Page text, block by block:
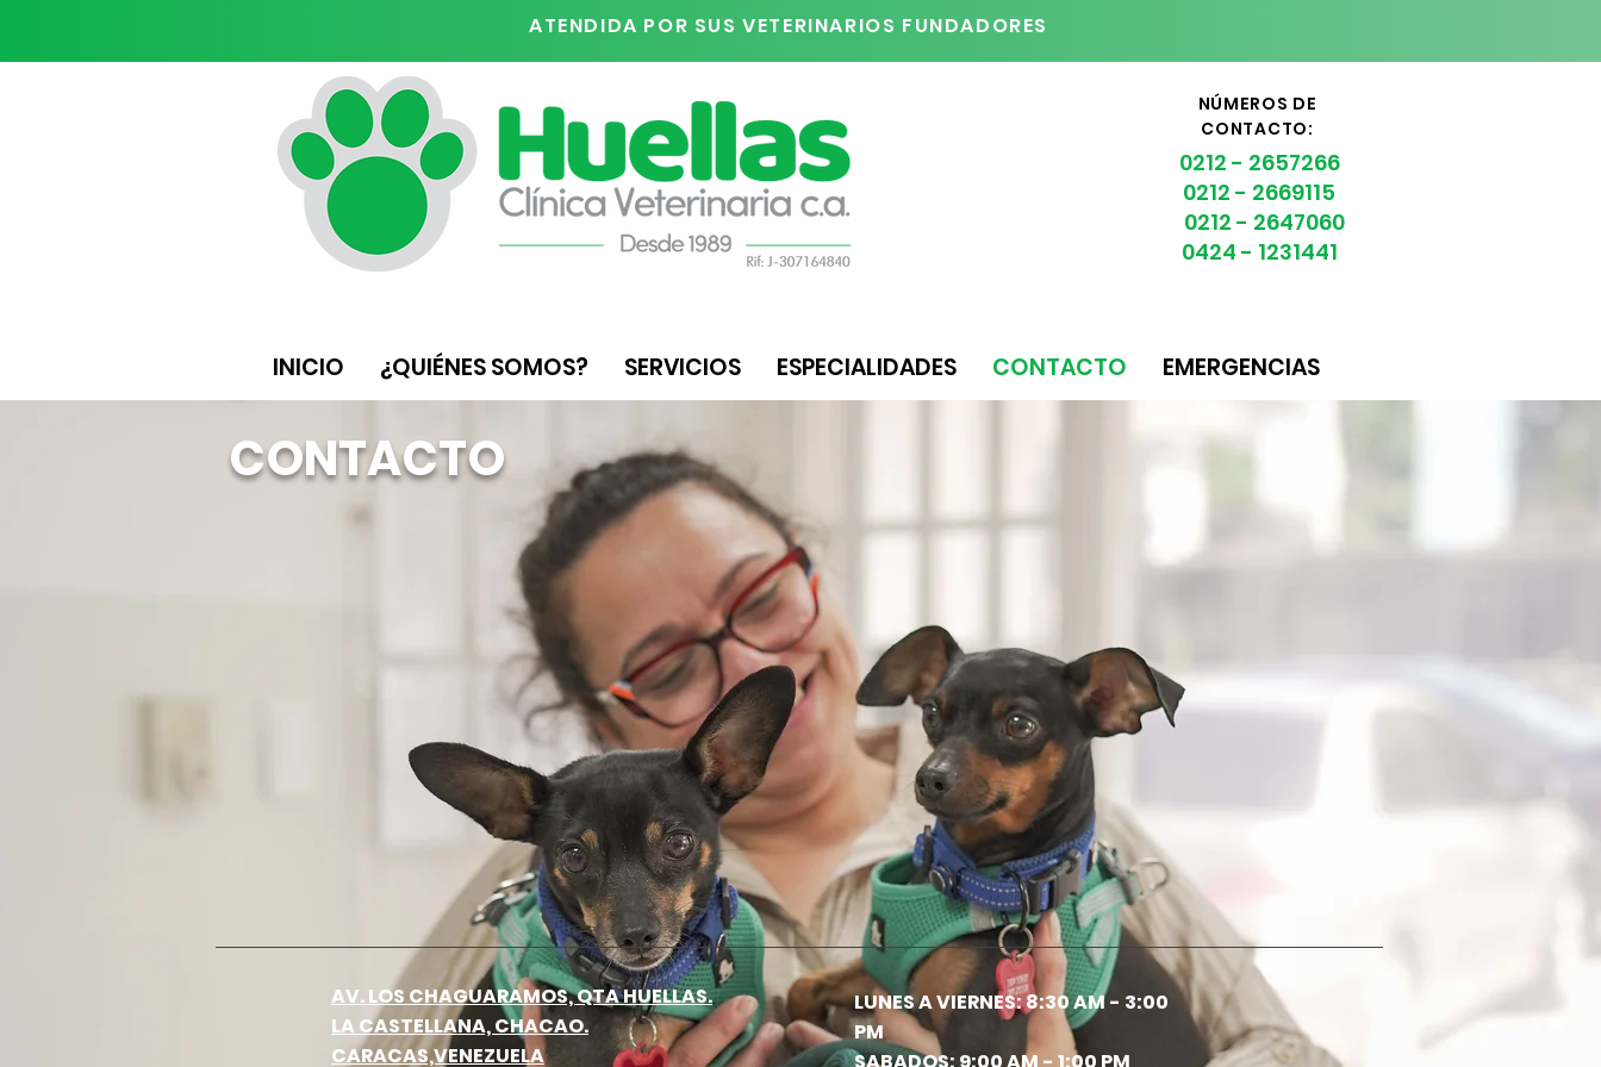
ATENDIDA POR SUS VETERINARIOS FUNDADORES
NÚMEROS DE
CONTACTO:
0212 - 2657266
0212 - 2669115
0212 - 2647060
0424 - 1231441
INICIO ¿QUIÉNES SOMOS? SERVICIOS ESPECIALIDADES CONTACTO EMERGENCIAS
CONTACTO
AV. LOS CHAGUARAMOS, QTA HUELLAS.
LA CASTELLANA, CHACAO.
CARACAS,VENEZUELA
LUNES A VIERNES: 8:30 AM - 3:00
PM